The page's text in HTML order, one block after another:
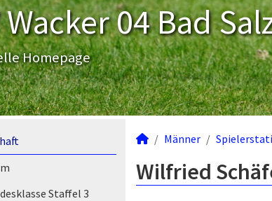
Wacker 04 Bad
Homepage
Staffel 3
Männer
Wilfried